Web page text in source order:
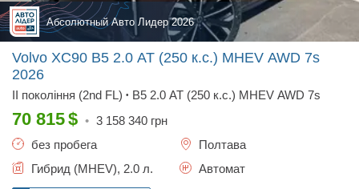
Абсолютный Авто Лидер 2026
Volvo XC90 B5 2.0 AT (250 к.с.) MHEV AWD 7s
2026
II покоління (2nd FL) • B5 2.0 AT (250 к.с.) MHEV AWD 7s
70 815$ • 3 158 340 грн
без пробега
Полтава
Гибрид (MHEV), 2.0 л.
Автомат